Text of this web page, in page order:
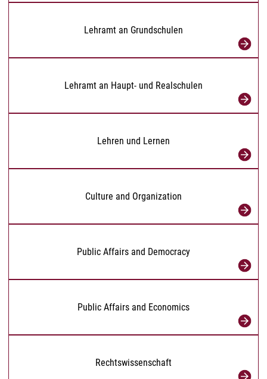
Lehramt an Grundschulen
Lehramt an Haupt- und Realschulen
Lehren und Lernen
Culture and Organization
Public Affairs and Democracy
Public Affairs and Economics
Rechtswissenschaft